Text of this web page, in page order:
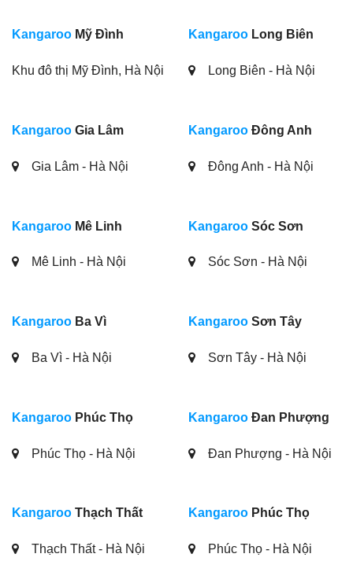
Kangaroo Mỹ Đình
Khu đô thị Mỹ Đình, Hà Nội
Kangaroo Long Biên
Long Biên - Hà Nội
Kangaroo Gia Lâm
Gia Lâm - Hà Nội
Kangaroo Đông Anh
Đông Anh - Hà Nội
Kangaroo Mê Linh
Mê Linh - Hà Nội
Kangaroo Sóc Sơn
Sóc Sơn - Hà Nội
Kangaroo Ba Vì
Ba Vì - Hà Nội
Kangaroo Sơn Tây
Sơn Tây - Hà Nội
Kangaroo Phúc Thọ
Phúc Thọ - Hà Nội
Kangaroo Đan Phượng
Đan Phượng - Hà Nội
Kangaroo Thạch Thất
Thạch Thất - Hà Nội
Kangaroo Phúc Thọ
Phúc Thọ - Hà Nội